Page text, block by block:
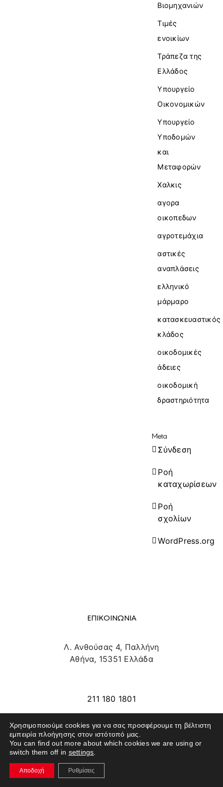
Βιομηχανιών
Τιμές
ενοικίων
Τράπεζα της
Ελλάδος
Υπουργείο
Οικονομικών
Υπουργείο
Υποδομών
και
Μεταφορών
Χαλκις
αγορα
οικοπεδων
αγροτεμάχια
αστικές
αναπλάσεις
ελληνικό
μάρμαρο
κατασκευαστικός
κλάδος
οικοδομικές
άδειες
οικοδομική
δραστηριότητα
Meta
Σύνδεση
Ροή
καταχωρίσεων
Ροή
σχολίων
WordPress.org
ΕΠΙΚΟΙΝΩΝΙΑ
Λ. Ανθούσας 4, Παλλήνη
Αθήνα, 15351 Ελλάδα
211 180 1801
SITE MAP
ΕΚΘΕΤΕΣ
Χρησιμοποιούμε cookies για να σας προσφέρουμε τη βέλτιστη
εμπειρία πλοήγησης στον ιστότοπό μας.
You can find out more about which cookies we are using or
switch them off in settings
Αποδοχή Ρυθμίσεις